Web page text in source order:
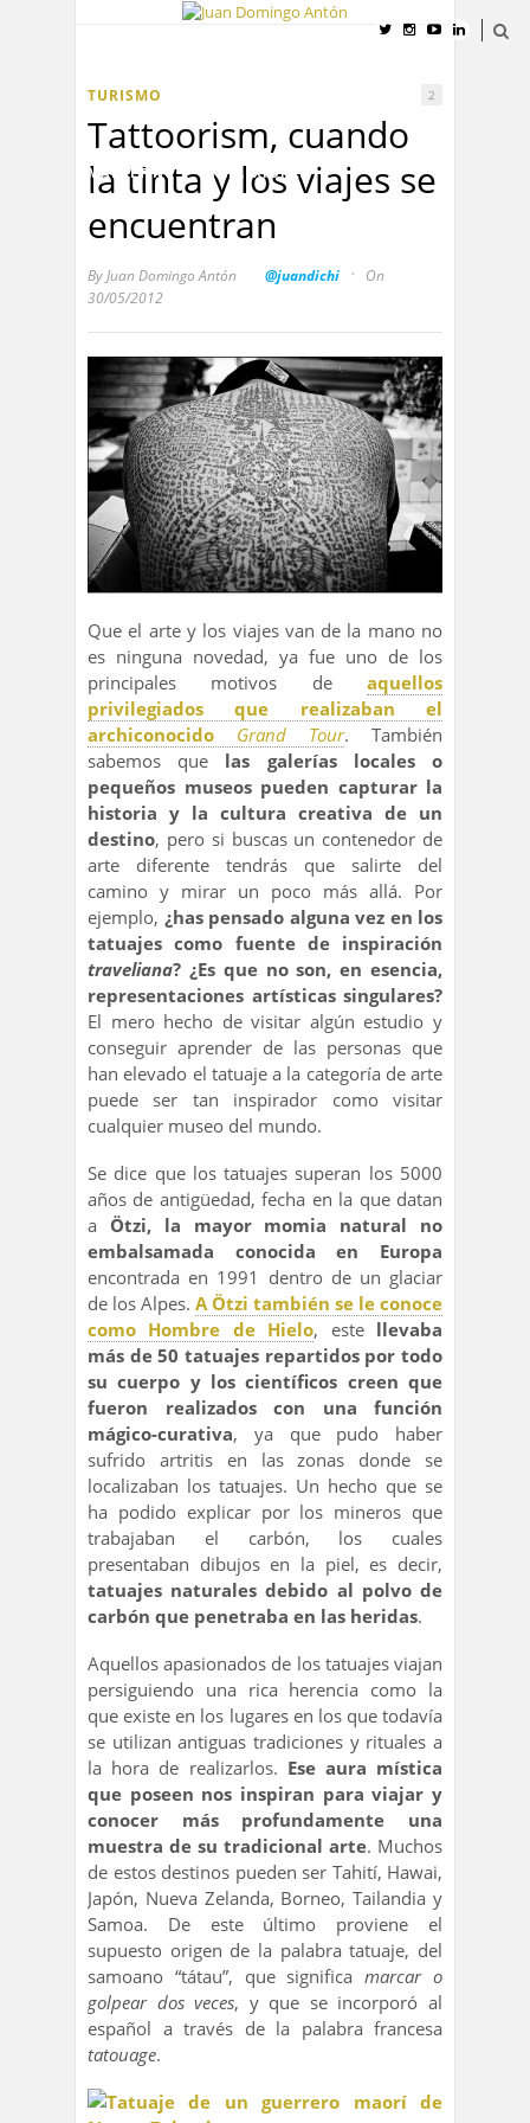
MARKETING REFLEXIONES
TURISMO 2
Tattoorism, cuando
la tinta y los viajes se
encuentran
ByJuan Domingo Antón @juandichi ·
On
30/05/2012
Que el arte y los viajes van de la mano no
es ninguna novedad, ya fue uno de los
principales motivos de aquellos
privilegiados que realizaban el
archiconocido Grand Tour. También
sabemos que las galerías locales o
pequeños museos pueden capturar la
historia y la cultura creativa de un
destino, pero si buscas un contenedor de
arte diferente tendrás que salirte del
camino y mirar un poco más allá. Por
ejemplo, ¿has pensado alguna vez en los
tatuajes como fuente de inspiración
traveliana? ¿Es que no son, en esencia,
representaciones artísticas singulares?
El mero hecho de visitar algún estudio y
conseguir aprender de las personas que
han elevado el tatuaje a la categoría de arte
puede ser tan inspirador como visitar
cualquier museo del mundo.
Se dice que los tatuajes superan los 5000
años de antigüedad, fecha en la que datan
a Ötzi, la mayor momia natural no
embalsamada conocida en Europa
encontrada en 1991 dentro de un glaciar
de los Alpes. A Ötzi también se le conoce
como Hombre de Hielo, este llevaba
más de 50 tatuajes repartidos por todo
su cuerpo y los científicos creen que
fueron realizados con una función
mágico-curativa, ya que pudo haber
sufrido artritis en las zonas donde se
localizaban los tatuajes. Un hecho que se
ha podido explicar por los mineros que
trabajaban el carbón, los cuales
presentaban dibujos en la piel, es decir,
tatuajes naturales debido al polvo de
carbón que penetraba en las heridas.
Aquellos apasionados de los tatuajes viajan
persiguiendo una rica herencia como la
que existe en los lugares en los que todavía
se utilizan antiguas tradiciones y rituales a
la hora de realizarlos. Ese aura mística
que poseen nos inspiran para viajar y
conocer más profundamente una
muestra de su tradicional arte. Muchos
de estos destinos pueden ser Tahití, Hawai,
Japón, Nueva Zelanda, Borneo, Tailandia y
Samoa. De este último proviene el
supuesto origen de la palabra tatuaje, del
samoano “tátau”, que significamarcar o
golpear dos veces, y que se incorporó al
español a través de la palabra francesa
tatouage.